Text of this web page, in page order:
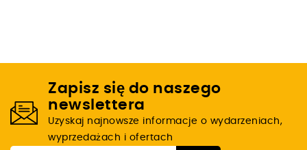
Zapisz się do naszego
newslettera
Uzyskaj najnowsze informacje o wydarzeniach,
wyprzedażach i ofertach